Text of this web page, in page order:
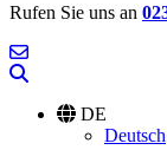
Rufen Sie uns an
DE
Deutsch